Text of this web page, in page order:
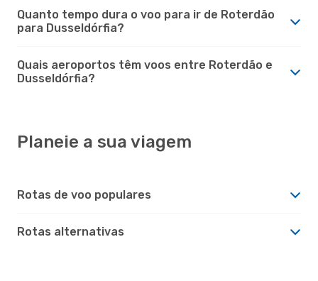
Quanto tempo dura o voo para ir de Roterdão
para Dusseldórfia?
Quais aeroportos têm voos entre Roterdão e
Dusseldórfia?
Planeie a sua viagem
Rotas de voo populares
Rotas alternativas